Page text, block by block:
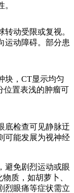
动受限或复视。
运动障碍。部分患
块，CT显示均匀
位置表浅的肿瘤可
底检查可见静脉迂
可能发展为视神经
避免剧烈运动或眼
质，如胡萝卜、
烈眼痛等症状需立